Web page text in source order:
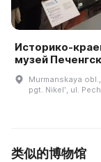
Историко-
музей
Murmanskaya
pgt. Nikelʹ, ul.
类似的博物馆